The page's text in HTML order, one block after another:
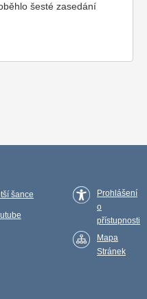
šesté zasedání
šance
Prohlášení
o
přístupnosti
Mapa
Stránek